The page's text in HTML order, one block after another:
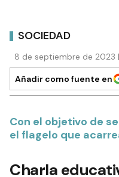
SOCIEDAD
8 de septiembre de 2023
Añadir como fuente en
Con el objetivo de
el flagelo que
Charla